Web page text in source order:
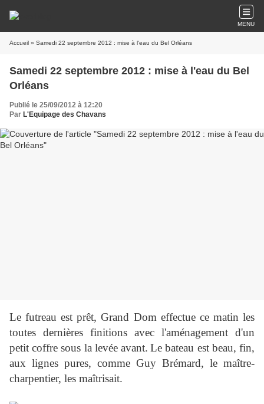
MENU
Accueil » Samedi 22 septembre 2012 : mise à l'eau du Bel Orléans
Samedi 22 septembre 2012 : mise à l'eau du Bel
Orléans
Publié le 25/09/2012 à 12:20
Par L'Equipage des Chavans
Le futreau est prêt, Grand Dom effectue ce matin les
toutes dernières finitions avec l'aménagement d'un
petit coffre sous la levée avant. Le bateau est beau, fin,
aux lignes pures, comme Guy Brémard, le maître-
charpentier, les maîtrisait.